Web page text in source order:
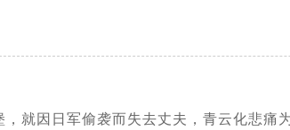
就因日军偷袭而失去丈夫，青云化悲痛